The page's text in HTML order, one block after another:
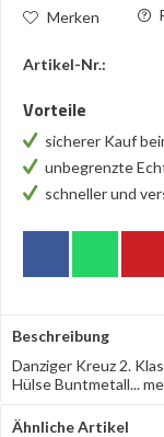
Merken
Artikel-Nr.:
Vorteile
sicherer Kauf
unbegrenzte
schneller und
Beschreibung
Danziger Kreuz 2.
Hülse Buntmetall...
Ähnliche Artikel